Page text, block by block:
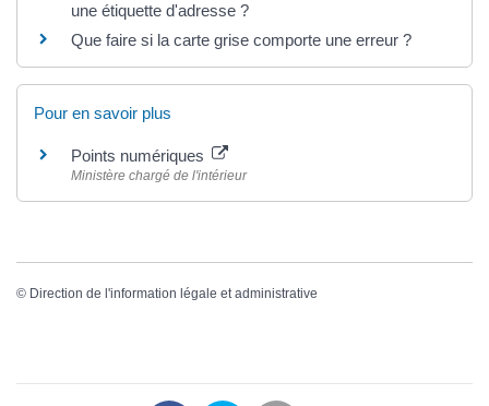
une étiquette d'adresse ?
Que faire si la carte grise comporte une erreur ?
Pour en savoir plus
Points numériques
Ministère chargé de l'intérieur
© Direction de l'information légale et administrative